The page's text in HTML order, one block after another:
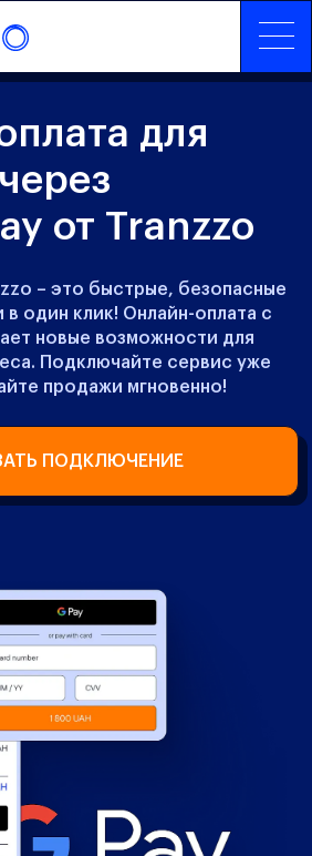
для
от Tranzzo
– это быстрые, безопасные
один клик! Онлайн-оплата с
новые возможности для
Подключайте сервис уже
продажи мгновенно!
ПОДКЛЮЧЕНИЕ